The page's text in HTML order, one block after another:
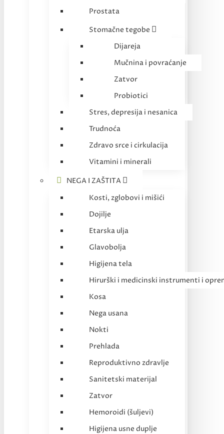
Prostata
Stomačne tegobe
Dijareja
Mučnina i povraćanje
Zatvor
Probiotici
Stres, depresija i nesanica
Trudnoća
Zdravo srce i cirkulacija
Vitamini i minerali
NEGA I ZAŠTITA
Kosti, zglobovi i mišići
Dojilje
Etarska ulja
Glavobolja
Higijena tela
Hirurški i medicinski instrumenti i
Kosa
Nega usana
Nokti
Prehlada
Reproduktivno zdravlje
Sanitetski materijal
Zatvor
Hemoroidi (šuljevi)
Higijena usne duplje